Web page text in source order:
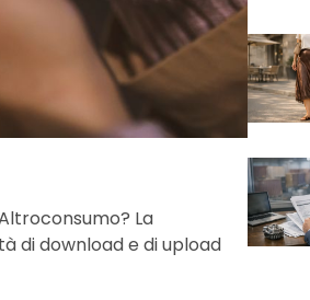
La
di download e di upload